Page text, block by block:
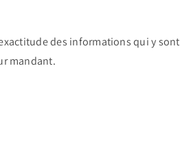
des informations qui y sont
mandant.